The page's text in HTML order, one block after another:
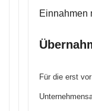
Einnahmen
Für die erst